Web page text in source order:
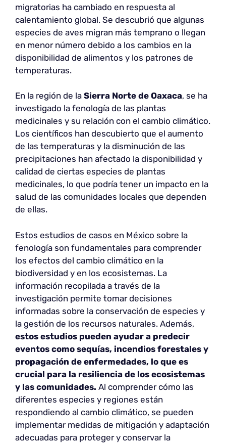
migratorias ha cambiado en respuesta al
calentamiento global. Se descubrió que algunas
especies de aves migran más temprano o llegan
en menor número debido a los cambios en la
disponibilidad de alimentos y los patrones de
temperaturas.
En la región de la Sierra Norte de Oaxaca, se ha
investigado la fenología de las plantas
medicinales y su relación con el cambio climático.
Los científicos han descubierto que el aumento
de las temperaturas y la disminución de las
precipitaciones han afectado la disponibilidad y
calidad de ciertas especies de plantas
medicinales, lo que podría tener un impacto en la
salud de las comunidades locales que dependen
de ellas.
Estos estudios de casos en México sobre la
fenología son fundamentales para comprender
los efectos del cambio climático en la
biodiversidad y en los ecosistemas. La
información recopilada a través de la
investigación permite tomar decisiones
informadas sobre la conservación de especies y
la gestión de los recursos naturales. Además,
estos estudios pueden ayudar a predecir
eventos como sequías, incendios forestales y
propagación de enfermedades, lo que es
crucial para la resiliencia de los ecosistemas
y las comunidades. Al comprender cómo las
diferentes especies y regiones están
respondiendo al cambio climático, se pueden
implementar medidas de mitigación y adaptación
adecuadas para proteger y conservar la